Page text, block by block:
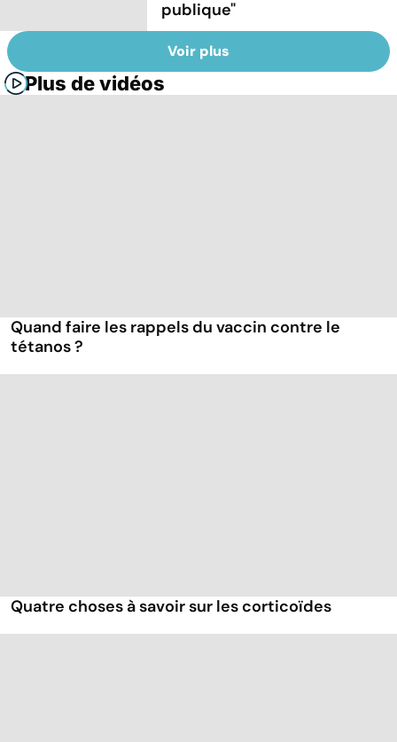
publique"
Voir plus
Plus de vidéos
Quand faire les rappels du vaccin contre le
tétanos ?
Quatre choses à savoir sur les corticoïdes